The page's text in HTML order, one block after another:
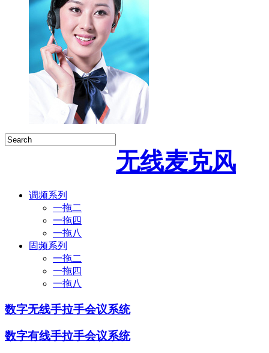
无线麦克风
调频系列
一拖二
一拖四
一拖八
固频系列
一拖二
一拖四
一拖八
数字无线手拉手会议系统
数字有线手拉手会议系统